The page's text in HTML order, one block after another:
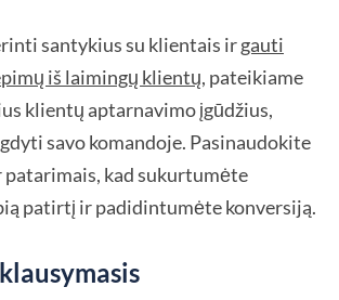
santykius su klientais irgauti
iš laimingų klientų, pateikiame
klientų aptarnavimo įgūdžius,
savo komandoje. Pasinaudokite
patarimais, kad sukurtumėte
patirtį ir padidintumėte konversiją.